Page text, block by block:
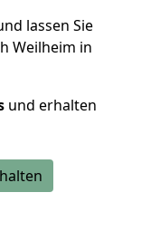
lassen Sie
Weilheim in
und erhalten